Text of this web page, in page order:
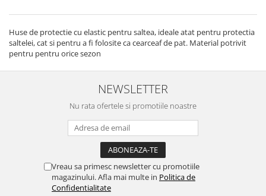
Huse de protectie cu elastic pentru saltea, ideale atat pentru protectia
saltelei, cat si pentru a fi folosite ca cearceaf de pat. Material potrivit
pentru pentru orice sezon
NEWSLETTER
Nu rata ofertele si promotiile noastre
Vreau sa primesc newsletter cu promotiile
magazinului. Afla mai multe in Politica de
Confidentialitate